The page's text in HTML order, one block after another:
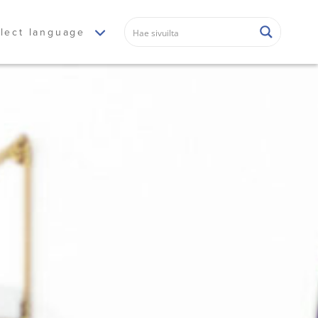
language